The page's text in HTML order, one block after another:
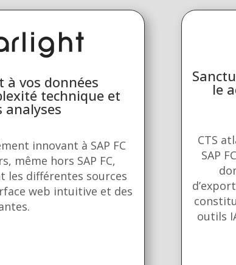
à vos données
technique et
analyses
innovant à SAP FC
même hors SAP FC,
les différentes sources
web intuitive et des
le
CTS
SAP
outils